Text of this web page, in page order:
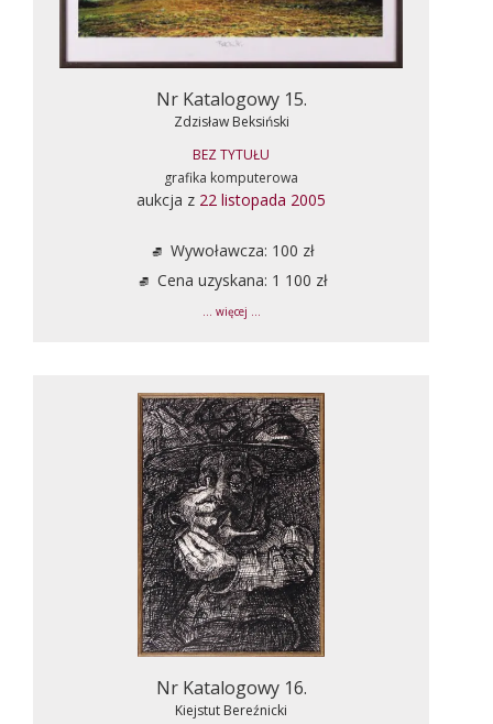
Nr Katalogowy 15.
Zdzisław Beksiński
BEZ TYTUŁU
grafika komputerowa
aukcja z 22 listopada 2005
Wywoławcza: 100 zł
Cena uzyskana: 1 100 zł
... więcej ...
Nr Katalogowy 16.
Kiejstut Bereźnicki